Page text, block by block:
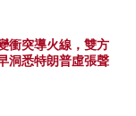
衝突導火線，雙方
洞悉特朗普虛張聲